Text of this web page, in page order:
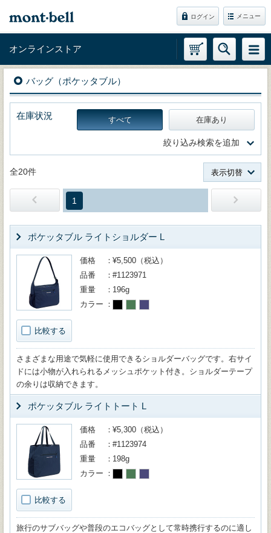
ログイン メニュー
オンラインストア
バッグ（ポケッタブル）
在庫状況 すべて 在庫あり
絞り込み検索を追加
全20件 表示切替
1
ポケッタブル ライトショルダー L
比較する
価格
¥5,500（税込）
品番
#1123971
重量
196g
カラー
さまざまな用途で気軽に使用できるショルダーバッグです。右サイ
ドには小物が入れられるメッシュポケット付き。ショルダーテープ
の余りは収納できます。
ポケッタブル ライトトート L
比較する
価格
¥5,300（税込）
品番
#1123974
重量
198g
カラー
旅行のサブバッグや普段のエコバッグとして常時携行するのに適し